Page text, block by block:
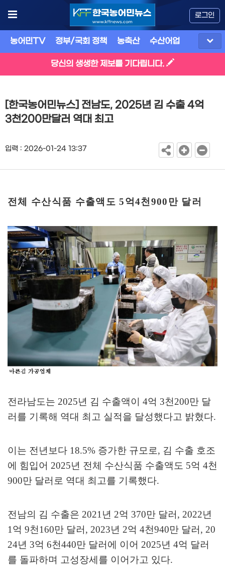
로그인
농어민TV 정부/국회 정책 농축산 수산어업
당신의 생생한 제보를 기다립니다.
[한국농어민뉴스] 전남도, 2025년 김 수출 4억
3천200만달러 역대 최고
입력 : 2026-01-24 13:37
전체 수산식품 수출액도5억4천 900 만 달러
전라남도는 2025년 김 수출액이 4억 3천200만 달
러를 기록해 역대 최고 실적을 달성했다고 밝혔다.
이는 전년보다 18.5% 증가한 규모로, 김 수출 호조
에 힘입어 2025년 전체 수산식품 수출액도 5억 4천
900만 달러로 역대 최고를 기록했다.
전남의 김 수출은 2021년 2억 370만 달러 , 2022년
1억 9천160만 달러 , 2023년 2억 4천940만 달러 , 20
24년 3억 6천440만 달러에 이어 2025년 4억 달러
를 돌파하며 고성장세를 이어가고 있다.